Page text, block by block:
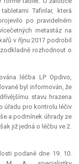
Tafinlar, která
po pravidelném
metastáz na
v říjnu 2017 podrobil
rozhodnout o
léčba LP Opdivo,
byl informován, že
stavu hrazena
úřadu pro kontrolu léčiv
a podmínek úhrady ze
již jedná o léčbu ve 2.
podané dne 19. 10.